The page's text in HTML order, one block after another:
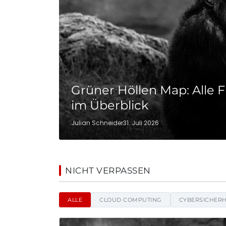
Grüner Höllen Map: Alle
im Überblick
Julian Schneider31. Juli 2026
Hotamil De -
NICHT VERPASSEN
ALLE CLOUD COMPUTING